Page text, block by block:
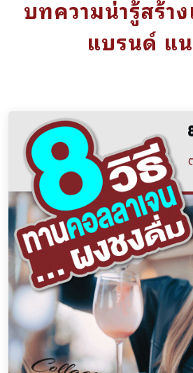
บทความน่ารู้สร้า
แบรนด์ แน